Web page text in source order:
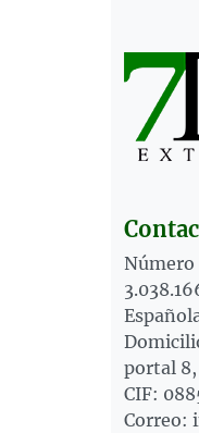
Número
portal 8,
CIF:
Correo: